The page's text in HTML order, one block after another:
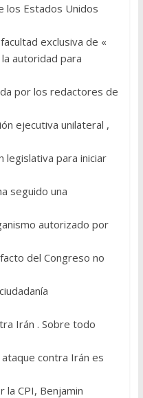
los Estados Unidos
exclusiva de «
autoridad para
por los redactores de
ejecutiva unilateral ,
legislativa para iniciar
seguido una
autorizado por
del Congreso no
Irán . Sobre todo
contra Irán es
la CPI, Benjamin